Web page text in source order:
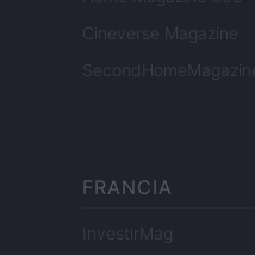
Cineverse Magazine
SecondHomeMagazine
FRANCIA
InvestirMag